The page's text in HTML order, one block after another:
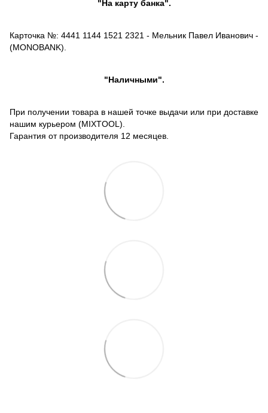
"На карту банка".
Карточка №: 4441 1144 1521 2321 - Мельник Павел Иванович -
(MONOBANK).
"Наличными".
При получении товара в нашей точке выдачи или при доставке
нашим курьером (MIXTOOL).
Гарантия от производителя 12 месяцев.